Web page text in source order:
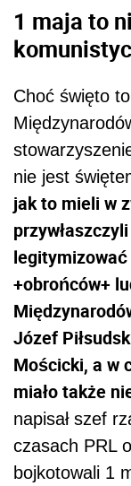
1 maja to
Choć święto to
nie jest
jak to mieli w
legitymizować
+obrońców+
Józef
Mościcki, a w
miało także
napisał szef
czasach PRL
bojkotowali 1